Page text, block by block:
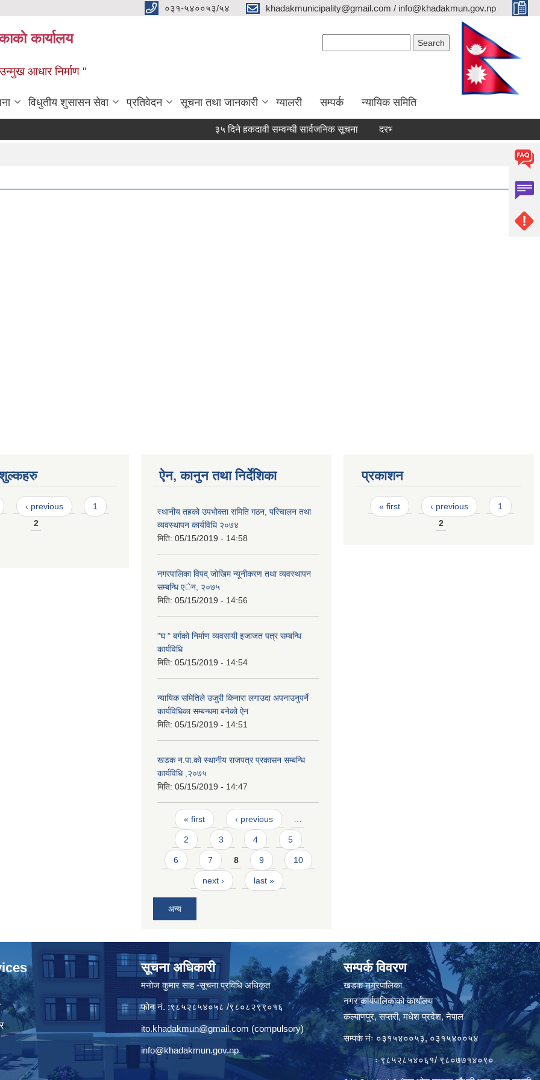
०३१-५४००५३/५४ khadakmunicipality@gmail.com / info@khadakmun.gov.np
कार्यालय
आधार निर्माण "
विधुतीय शुसासन सेवा प्रतिवेदन सूचना तथा जानकारी ग्यालरी सम्पर्क न्यायिक समिति
३५ दिने हकदावी सम्वन्धी सार्वजनिक सूचना दरभाउपत्र स्वीकृत गर्ने आश्यको सूचना
‹ previous
1
2
ऐन, कानुन तथा निर्देशिका
स्थानीय तहको उपभोक्ता समिति गठन, परिचालन तथा
व्यवस्थापन कार्यविधि २०७४
मिति: 05/15/2019 - 14:58
नगरपालिका विपद् जोखिम न्यूनीकरण तथा व्यवस्थापन
सम्बन्धि एेन, २०७५
मिति: 05/15/2019 - 14:56
"घ " बर्गको निर्माण व्यवसायी इजाजत पत्र सम्बन्धि
कार्यविधि
मिति: 05/15/2019 - 14:54
न्यायिक समितिले उजुरी किनारा लगाउदा अपनाउनुपर्ने
कार्यविधिका सम्बन्धमा बनेको ऐन
मिति: 05/15/2019 - 14:51
खडक न.पा.को स्थानीय राजपत्र प्रकासन सम्बन्धि
कार्यविधि ,२०७५
मिति: 05/15/2019 - 14:47
Pages
« first ‹ previous …
2 3 4 5
6 7 8 9 10
next › last »
अन्य
प्रकाशन
Pages
« first ‹ previous
1
2
सूचना अधिकारी
मनाेज कुमार साह -सूचना प्रविधि अधिकृत
फोन नं. :९८५२८५४०५८ /९८०८२९९०१६
ito.khadakmun@gmail.com (compulsory)
info@khadakmun.gov.np
सम्पर्क विवरण
खडक नगरपालिका
नगर कार्यपालिकाको कार्यालय
कल्याणपुर, सप्तरी, मधेश प्रदेश, नेपाल
सम्पर्क नंः ०३१५४००५३, ०३१५४००५४
ः ९८५२८५४०६१/ ९८०७७१४०९०